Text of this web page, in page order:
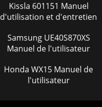
Kissla 601151 Manuel
d'utilisation et d'entretien
Samsung UE40S870XS
Manuel de l'utilisateur
Honda WX15 Manuel de
l'utilisateur